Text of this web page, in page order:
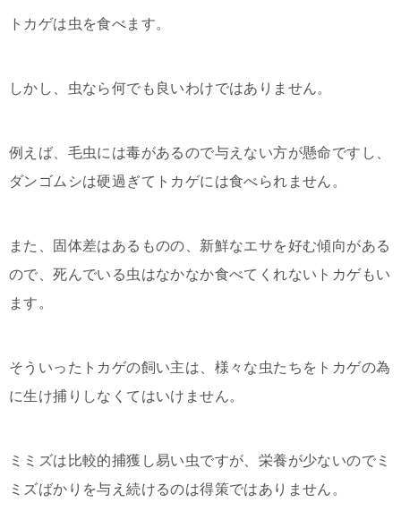
トカゲは虫を食べます。
しかし、虫なら何でも良いわけではありません。
例えば、毛虫には毒があるので与えない方が懸命ですし、
ダンゴムシは硬過ぎてトカゲには食べられません。
また、固体差はあるものの、新鮮なエサを好む傾向がある
ので、死んでいる虫はなかなか食べてくれないトカゲもい
ます。
そういったトカゲの飼い主は、様々な虫たちをトカゲの為
に生け捕りしなくてはいけません。
ミミズは比較的捕獲し易い虫ですが、栄養が少ないのでミ
ミズばかりを与え続けるのは得策ではありません。